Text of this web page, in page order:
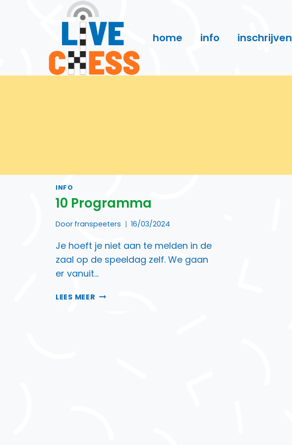
home info inschrijven
INFO
10 Programma
Door franspeeters 16/03/2024
Je hoeft je niet aan te melden in de
zaal op de speeldag zelf. We gaan
er vanuit…
LEES MEER 10